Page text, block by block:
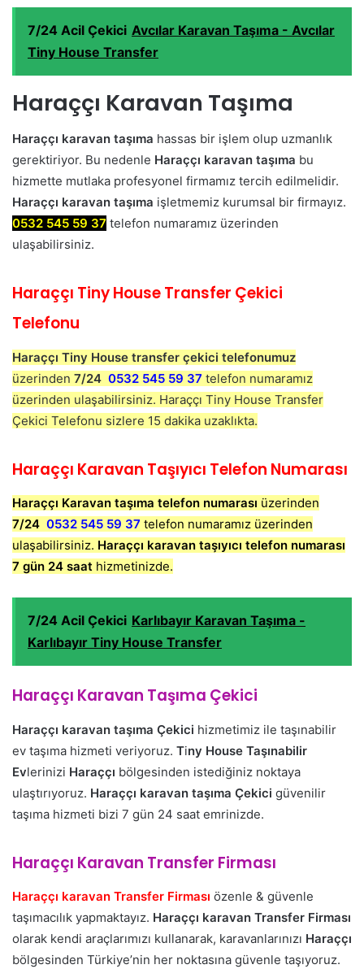
7/24 Acil Çekici Avcılar Karavan Taşıma - Avcılar
Tiny House Transfer
Haraççı Karavan Taşıma
Haraççı karavan taşıma hassas bir işlem olup uzmanlık
gerektiriyor. Bu nedenle Haraççı karavan taşıma bu
hizmette mutlaka profesyonel firmamız tercih edilmelidir.
Haraççı karavan taşıma işletmemiz kurumsal bir firmayız.
0532 545 59 37 telefon numaramız üzerinden
ulaşabilirsiniz.
Haraççı Tiny House Transfer Çekici
Telefonu
Haraççı Tiny House transfer çekici telefonumuz
üzerinden 7/24 0532 545 59 37 telefon numaramız
üzerinden ulaşabilirsiniz. Haraççı Tiny House Transfer
Çekici Telefonu sizlere 15 dakika uzaklıkta.
Haraççı Karavan Taşıyıcı Telefon Numarası
Haraççı Karavan taşıma telefon numarası üzerinden
7/24 0532 545 59 37 telefon numaramız üzerinden
ulaşabilirsiniz. Haraççı karavan taşıyıcı telefon numarası
7 gün 24 saat hizmetinizde.
7/24 Acil Çekici Karlıbayır Karavan Taşıma -
Karlıbayır Tiny House Transfer
Haraççı Karavan Taşıma Çekici
Haraççı karavan taşıma Çekici hizmetimiz ile taşınabilir
ev taşıma hizmeti veriyoruz. Tiny House Taşınabilir
Evlerinizi Haraççı bölgesinden istediğiniz noktaya
ulaştırıyoruz. Haraççı karavan taşıma Çekici güvenilir
taşıma hizmeti bizi 7 gün 24 saat emrinizde.
Haraççı Karavan Transfer Firması
Haraççı karavan Transfer Firması özenle & güvenle
taşımacılık yapmaktayız. Haraççı karavan Transfer Firması
olarak kendi araçlarımızı kullanarak, karavanlarınızı Haraççı
bölgesinden Türkiye’nin her noktasına güvenle taşıyoruz.